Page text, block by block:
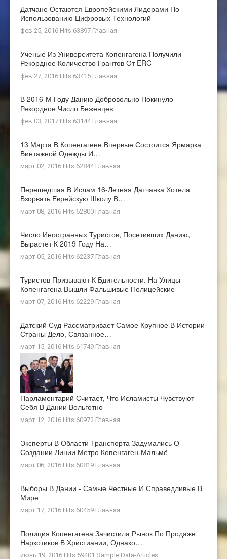
Датчане Остаются Европейскими Лидерами По
Использованию Цифровых Технологий
фев 25, 2016 Hits:63897 Главная
Ученые Из Университета Копенгагена Получили
Рекордное Количество Грантов От ERC
фев 27, 2016 Hits:63415 Главная
В 2016-М Году Данию Добровольно Покинуло
Рекордное Число Беженцев
фев 03, 2017 Hits:63144 Главная
13 Марта В Копенгагене Впервые Состоится Ярмарка
Винтажной Одежды И…
март 02, 2016 Hits:62844 Главная
Перешедшая В Ислам 16-Летняя Датчанка Хотела
Взорвать Еврейскую Школу В…
март 08, 2016 Hits:62800 Главная
Число Иностранных Туристов, Посетивших Данию,
Вырастет К 2019 Году На…
март 05, 2016 Hits:62237 Главная
Туристов Призывают К Бдительности. На Улицы
Копенгагена Вышли Фальшивые Полицейские
март 07, 2016 Hits:62229 Главная
Датский Суд Рассматривает Самое Крупное В Истории
Страны Дело, Связанное…
март 15, 2016 Hits:61749 Главная
Парламентарий Считает, Что Исламисты Чувствуют
Себя В Дании Вольготно
март 12, 2016 Hits:60972 Главная
Эксперты В Области Транспорта Задумались О
Создании Линии Метро Копенгаген-Мальмё
март 06, 2016 Hits:60819 Главная
Выборы В Дании - Самые Честные И Справедливые В
Мире
март 17, 2016 Hits:60459 Главная
Полиция Копенгагена Зачистила Рынок По Продаже
Наркотиков В Христиании, Однако…
июнь 19, 2016 Hits:59401 Sample Data-Articles